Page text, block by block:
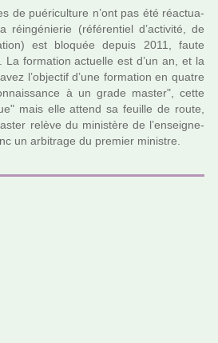
de pué­ri­culture n’ont pas été réac­tua­
réin­gé­nie­rie (réfé­ren­tiel d’acti­vité, de
est blo­quée depuis 2011, faute
La for­ma­tion actuelle est d’un an, et la
l’objec­tif d’une for­ma­tion en quatre
à un grade master", cette
mais elle attend sa feuille de route,
relève du minis­tère de l’ensei­gne­
un arbi­trage du pre­mier minis­tre.